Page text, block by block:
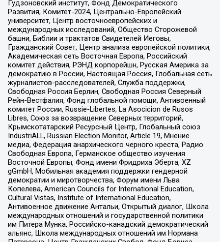
Гудзоновский институт, Фонд Демократического
Развития, Комитет-2024, Центрально-Европейский
университет, Центр восточноевропейских и
международных исследований, Общество Сторожевой
башни, Библии и трактатов Свидетелей Иеговы,
Гражданский Совет, Центр анализа европейской политики,
Академическая сеть Восточная Европа, Российский
комитет действия, РЭНД корпорейшн, Русская Америка за
демократию в России, Настоящая Россия, Глобальная сеть
журналистов-расследователей, Служба поддержки,
Свободная Россия Берлин, Свободная Россия Северный
Рейн-Вестфалия, Фонд глобальной помощи, Антивоенный
комитет России, Russie-Libertes, La Asocicion de Rusos
Libres, Союз за возвращение Северных территорий,
Крымскотатарский Ресурсный Центр, Глобальный союз
IndustriALL, Russian Election Monitor, Article 19, Мнение
медиа, Федерация анархического черного креста, Радио
Свободная Европа, Германское общество изучения
Восточной Европы, Фонд имени Фридриха Эберта, XZ
gGmbH, Мобильная академия поддержки гендерной
демократии и миротворчества, Форум имени Льва
Копелева, American Councils for International Education,
Cultural Vistas, Institute of International Education,
Антивоенное движение Антальи, Открытый диалог, Школа
международных отношений и государственной политики
им Питера Мунка, Российско-канадский демократический
альянс, Школа международных отношений им Нормана